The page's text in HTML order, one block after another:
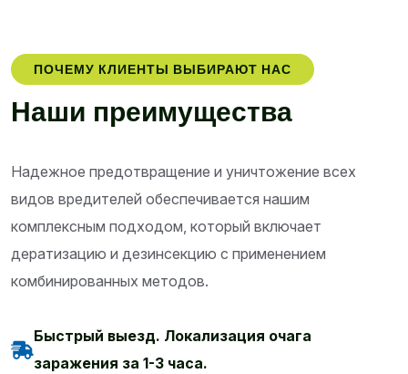
ПОЧЕМУ КЛИЕНТЫ ВЫБИРАЮТ НАС
Наши преимущества
Надежное предотвращение и уничтожение всех
видов вредителей обеспечивается нашим
комплексным подходом, который включает
дератизацию и дезинсекцию с применением
комбинированных методов.
Быстрый выезд. Локализация очага
заражения за 1-3 часа.